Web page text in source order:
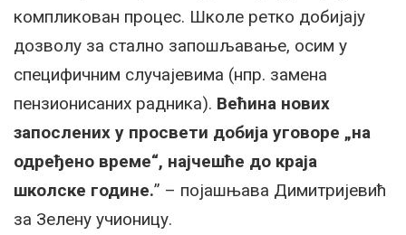
компликован процес. Школе ретко добијају
дозволу за стално запошљавање, осим у
специфичним случајевима (нпр. замена
пензионисаних радника). Већина нових
запослених у просвети добија уговоре „на
одређено време“, најчешће до краја
школске године.” – појашњава Димитријевић
за Зелену учионицу.